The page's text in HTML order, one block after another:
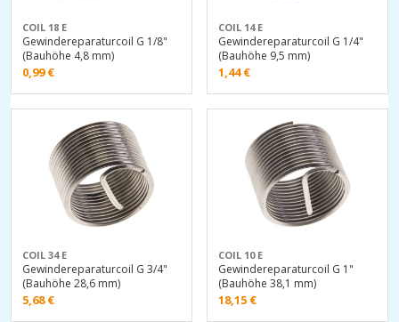
COIL 18 E
Gewindereparaturcoil G 1/8"
(Bauhöhe 4,8 mm)
0,99€
COIL 14 E
Gewindereparaturcoil G 1/4"
(Bauhöhe 9,5 mm)
1,44€
COIL 34 E
Gewindereparaturcoil G 3/4"
(Bauhöhe 28,6 mm)
5,68€
COIL 10 E
Gewindereparaturcoil G 1"
(Bauhöhe 38,1 mm)
18,15 €